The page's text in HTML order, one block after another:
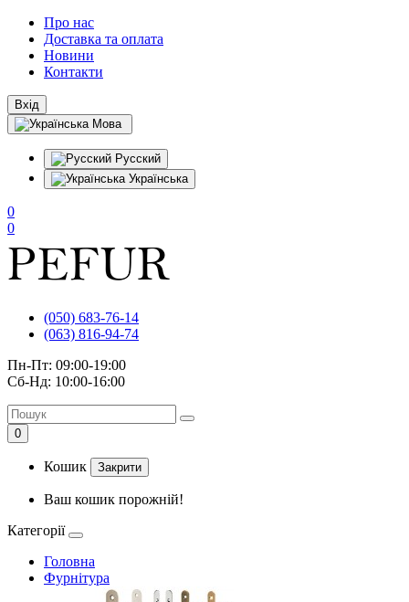
Про нас
Доставка та оплата
Новини
Контакти
Вхід
Мова
Русский
Українська
0
0
(050) 683-76-14
(063) 816-94-74
Пн-Пт: 09:00-19:00
Сб-Нд: 10:00-16:00
0
Кошик Закрити
Ваш кошик порожній!
Категорії
Головна
Фурнітура